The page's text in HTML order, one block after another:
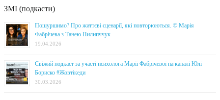
ЗМІ (подкасти)
Пошуршимо? Про життєві сценарії, які повторюються. © Марія
Фабрічева з Танею Пилипччук
19.04.2026
Свіжий подкаст за участі психолога Марії Фабрічевої на каналі Юлі
Бориско #Жовтікеди
30.03.2026